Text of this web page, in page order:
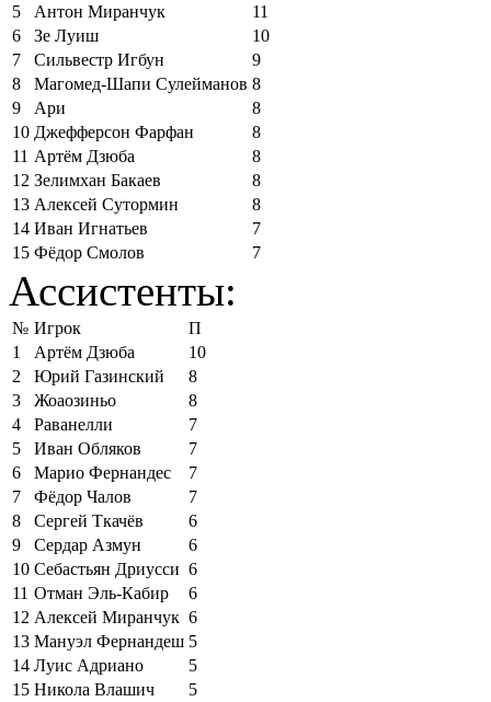
5
Антон Миранчук
11
6
Зе Луиш
10
7
Сильвестр Игбун
9
8
Магомед-Шапи Сулейманов 8
9
Ари
8
10 Джефферсон Фарфан
8
11 Артём Дзюба
8
12 Зелимхан Бакаев
8
13 Алексей Сутормин
8
14 Иван Игнатьев
7
15 Фёдор Смолов 7
Ассистенты:
№ Игрок
П
1
Артём Дзюба
10
2
Юрий Газинский
8
3
Жоаозиньо
8
4
Раванелли
7
5
Иван Обляков
7
6
Марио Фернандес
7
7
Фёдор Чалов
7
8
Сергей Ткачёв
6
9
Сердар Азмун
6
10 Себастьян Дриусси 6
11 Отман Эль-Кабир
6
12 Алексей Миранчук 6
13 Мануэл Фернандеш 5
14 Луис Адриано
5
15 Никола Влашич 5